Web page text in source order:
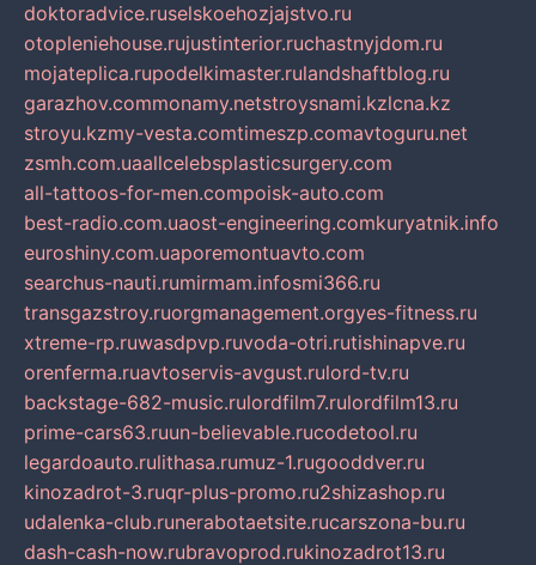
doktoradvice.ruselskoehozjajstvo.ru
otopleniehouse.rujustinterior.ruchastnyjdom.ru
mojateplica.rupodelkimaster.rulandshaftblog.ru
garazhov.commonamy.netstroysnami.kzlcna.kz
stroyu.kzmy-vesta.comtimeszp.comavtoguru.net
zsmh.com.uaallcelebsplasticsurgery.com
all-tattoos-for-men.compoisk-auto.com
best-radio.com.uaost-engineering.comkuryatnik.info
euroshiny.com.uaporemontuavto.com
searchus-nauti.rumirmam.infosmi366.ru
transgazstroy.ruorgmanagement.orgyes-fitness.ru
xtreme-rp.ruwasdpvp.ruvoda-otri.rutishinapve.ru
orenferma.ruavtoservis-avgust.rulord-tv.ru
backstage-682-music.rulordfilm7.rulordfilm13.ru
prime-cars63.ruun-believable.rucodetool.ru
legardoauto.rulithasa.rumuz-1.rugooddver.ru
kinozadrot-3.ruqr-plus-promo.ru2shizashop.ru
udalenka-club.runerabotaetsite.rucarszona-bu.ru
dash-cash-now.rubravoprod.rukinozadrot13.ru